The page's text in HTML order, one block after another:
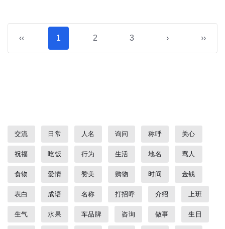
‹‹ 1 2 3 › ››
交流 日常 人名 询问 称呼 关心
祝福 吃饭 行为 生活 地名 骂人
食物 爱情 赞美 购物 时间 金钱
表白 成语 名称 打招呼 介绍 上班
生气 水果 车品牌 咨询 做事 生日